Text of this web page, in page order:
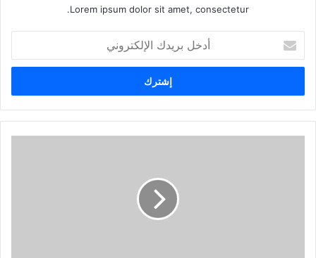
Lorem ipsum dolor sit amet, consectetur.
خ
ب
ر